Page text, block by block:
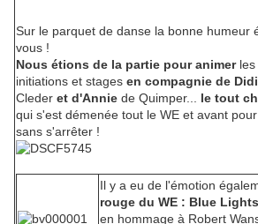
Sur le parquet de danse la bonne humeur
vous !
Nous étions de la partie pour animerles
initiations et stages en compagnie de
Cleder et d'Annie de Quimper... le tout
qui s'est démenée tout le WE et avant
sans s'arrêter !
Il y a eu de l'émotion
rouge du WE : Blue Lights
en hommage à Robert